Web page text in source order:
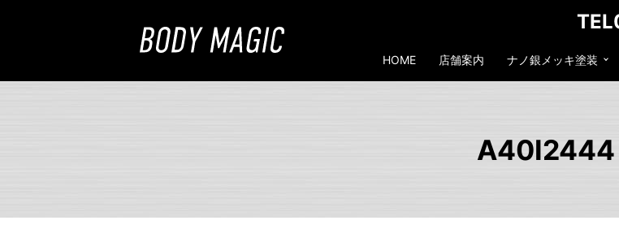
HOME 店舗案内 ナノ銀メッキ塗装
A40I2444